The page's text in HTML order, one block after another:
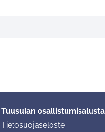
Tuusulan osallistumisalusta
Tietosuojaseloste